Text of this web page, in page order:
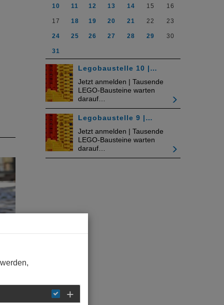
10 11 12 13 14 15 16
17 18 19 20 21 22 23
24 25 26 27 28 29 30
31
Legobaustelle 10 |…
Jetzt anmelden | Tausende
LEGO-Bausteine warten
darauf…
Legobaustelle 9 |…
Jetzt anmelden | Tausende
LEGO-Bausteine warten
darauf…